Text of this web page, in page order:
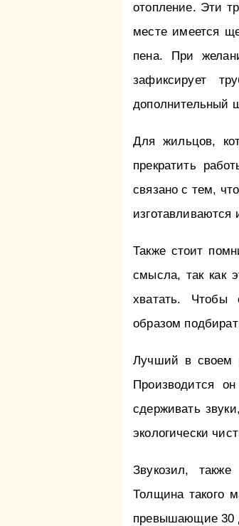
отопление. Эти
месте имеется
пена. При
зафиксирует
дополнительный
Для жильцов,
прекратить
связано с тем,
изготавливаются
Также стоит
смысла, так как
хватать. Чтобы
образом
Лучший в своем
Производится
сдерживать
экологически
Звукозил,
Толщина такого
превышающие 30